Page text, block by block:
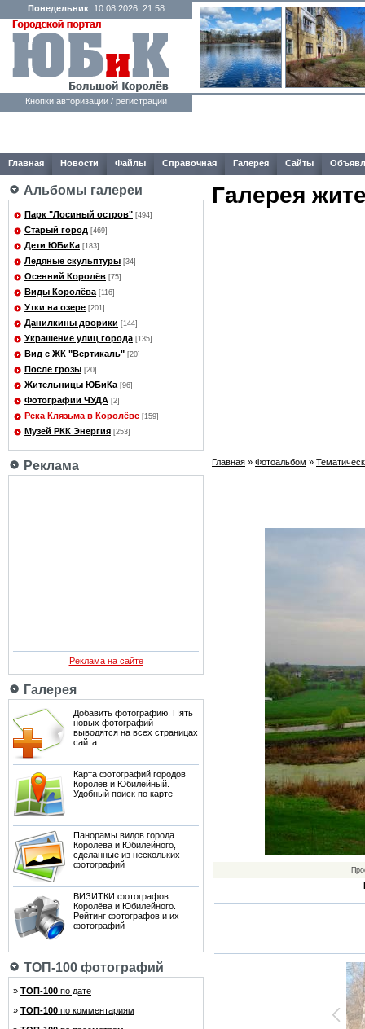
Понедельник , 10.08.2026, 21:58
Кнопки авторизации / регистрации
Главная Новости Файлы Справочная Галерея Сайты
Альбомы галереи
Парк "Лосиный остров" [494]
Старый город [469]
Дети ЮБиКа [183]
Ледяные скульптуры [34]
Осенний Королёв [75]
Виды Королёва [116]
Утки на озере [201]
Данилкины дворики [144]
Украшение улиц города [135]
Вид с ЖК "Вертикаль" [20]
После грозы [20]
Жительницы ЮБиКа [96]
Фотографии ЧУДА [2]
Река Клязьма в Королёве [159]
Музей РКК Энергия [253]
Реклама
Реклама на сайте
Галерея
Добавить фотографию. Пять
новых фотографий
выводятся на всех страницах
сайта
Карта фотографий городов
Королёв и Юбилейный.
Удобный поиск по карте
Панорамы видов города
Королёва и Юбилейного,
сделанные из нескольких
фотографий
ВИЗИТКИ фотографов
Королёва и Юбилейного.
Рейтинг фотографов и их
фотографий
ТОП-100 фотографий
» ТОП-100 по дате
» ТОП-100 по комментариям
Галерея
Главная » Фотоальбом »